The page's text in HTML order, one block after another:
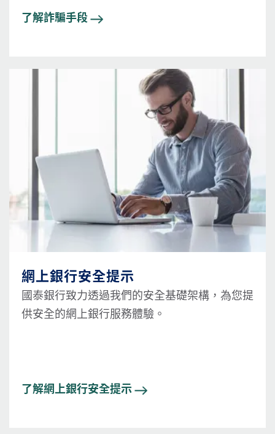
了解詐騙手段
網上銀行安全提示
國泰銀行致力透過我們的安全基礎架構，為您提
供安全的網上銀行服務體驗。
了解網上銀行安全提示